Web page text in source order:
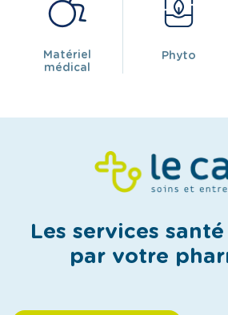
Matériel
médical
Phyto
Les services
par votre